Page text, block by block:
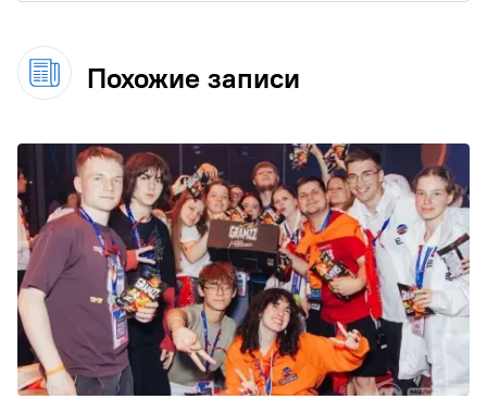
Похожие записи